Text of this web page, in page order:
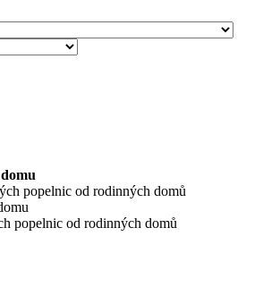
popelnic od rodinných domů
popelnic od rodinných domů